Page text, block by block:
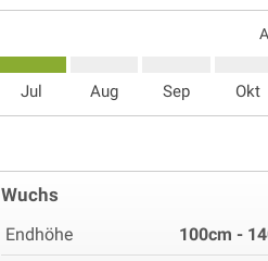
Jul Aug Sep Okt
Wuchs
Endhöhe 100cm -